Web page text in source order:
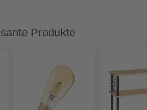
Produkte